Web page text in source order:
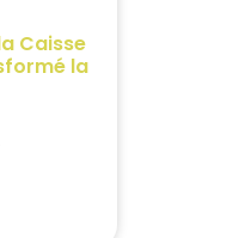
Caisse
la